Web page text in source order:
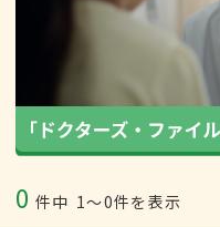
0 件中 1〜0件を表示